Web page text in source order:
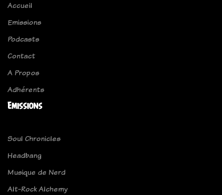
Accueil
Emissions
Podcasts
Contact
A Propos
Adhérents
Emissions
Soul Chronicles
Headbang
Musique de Nerd
Alt-Rock Alchemy